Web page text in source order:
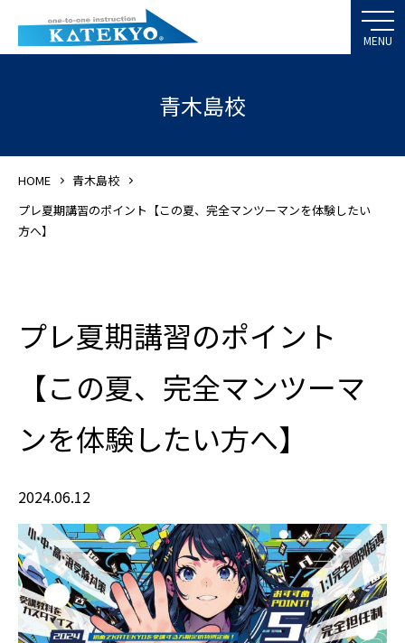
青木島校
HOME
青木島校
プレ夏期講習のポイント【この夏、完全マンツーマンを体験したい
方へ】
プレ夏期講習のポイント
【この夏、完全マンツーマ
ンを体験したい方へ】
2024.06.12